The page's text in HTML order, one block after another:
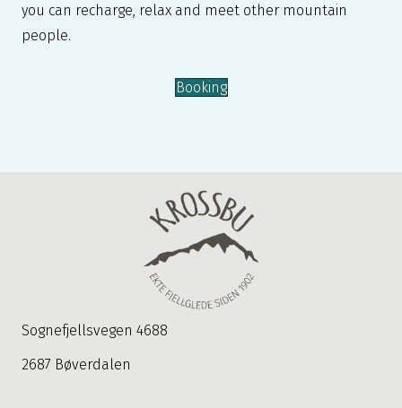
you can recharge, relax and meet other mountain
people.
Booking
Sognefjellsvegen 4688
2687 Bøverdalen